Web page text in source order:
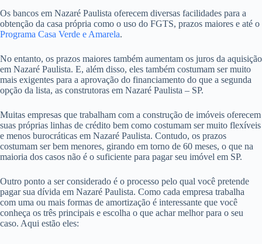
Os bancos em Nazaré Paulista oferecem diversas facilidades para a
obtenção da casa própria como o uso do FGTS, prazos maiores e até o
Programa Casa Verde e Amarela.
No entanto, os prazos maiores também aumentam os juros da aquisição
em Nazaré Paulista. E, além disso, eles também costumam ser muito
mais exigentes para a aprovação do financiamento do que a segunda
opção da lista, as construtoras em Nazaré Paulista – SP.
Muitas empresas que trabalham com a construção de imóveis oferecem
suas próprias linhas de crédito bem como costumam ser muito flexíveis
e menos burocráticas em Nazaré Paulista. Contudo, os prazos
costumam ser bem menores, girando em torno de 60 meses, o que na
maioria dos casos não é o suficiente para pagar seu imóvel em SP.
Outro ponto a ser considerado é o processo pelo qual você pretende
pagar sua dívida em Nazaré Paulista. Como cada empresa trabalha
com uma ou mais formas de amortização é interessante que você
conheça os três principais e escolha o que achar melhor para o seu
caso. Aqui estão eles: